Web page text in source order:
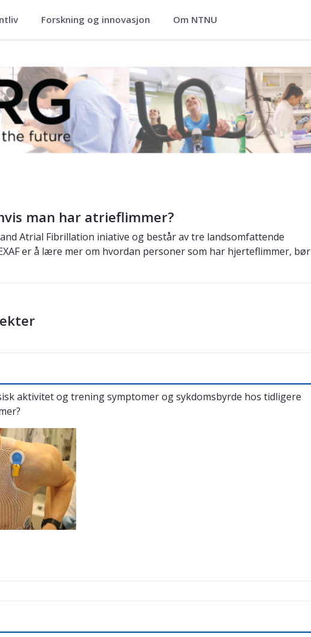
Forskning og innovasjon Om NTNU
and Atrial Fibrillation Initiative - CERG
man har atrieflimmer?
Atrial Fibrillation iniative og består av tre landsomfattende
er å lære mer om hvordan personer som har hjerteflimmer, bør
aktivitet og trening symptomer og sykdomsbyrde hos tidligere